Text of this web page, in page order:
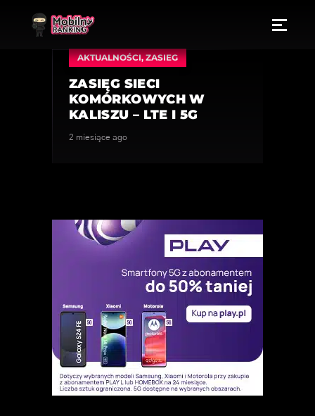
AKTUALNOŚCI,ZASIEG
ZASIĘG SIECI
KOMÓRKOWYCH W
KALISZU – LTE I 5G
2 miesiące ago